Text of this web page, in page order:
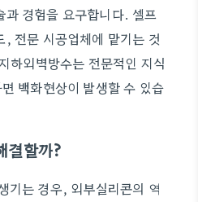
과 경험을 요구합니다. 셀프
전문 시공업체에 맡기는 것
하외벽방수는 전문적인 지식
백화현상이 발생할 수 있습
결할까?
기는 경우, 외부실리콘의 역